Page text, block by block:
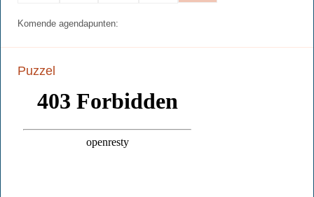
Komende agendapunten:
Puzzel